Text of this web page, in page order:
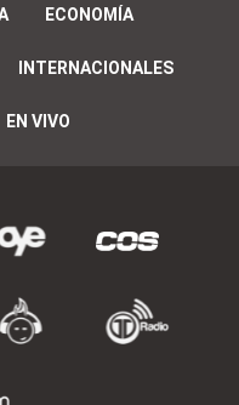
ECONOMÍA
INTERNACIONALES
EN VIVO